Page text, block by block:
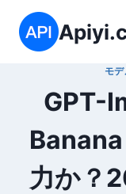
モ
GPT-
力か？